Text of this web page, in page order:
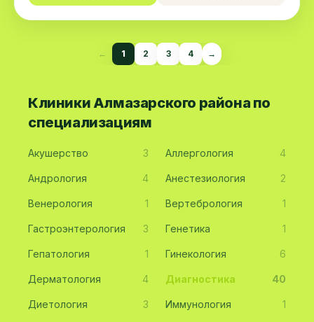
← 1 2 3 4 →
Клиники Алмазарского района по
специализациям
Акушерство 3 Аллергология 4
Андрология 4 Анестезиология 2
Венерология 1 Вертебрология 1
Гастроэнтерология 3 Генетика 1
Гепатология 1 Гинекология 6
Дерматология 4 Диагностика 40
Диетология 3 Иммунология 1